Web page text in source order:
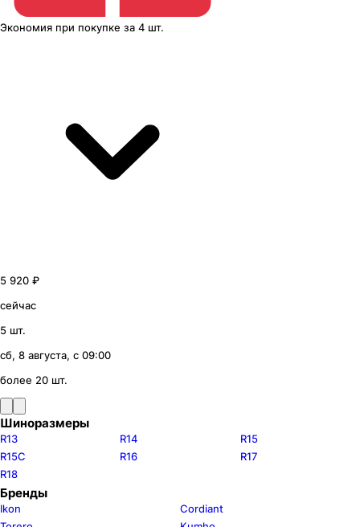
Экономия при покупке за 4 шт.
5 920 ₽
сейчас
5 шт.
сб, 8 августа, с 09:00
более 20 шт.
Шиноразмеры
R13 R14
R15
R15C
R16
R17
R18
Бренды
Ikon
Cordiant